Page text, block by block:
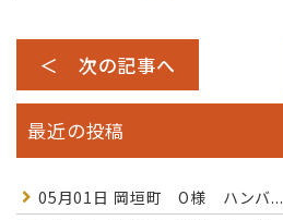
＜ 次の記事へ
最近の投稿
05月01日 岡垣町 O様 ハンバ...